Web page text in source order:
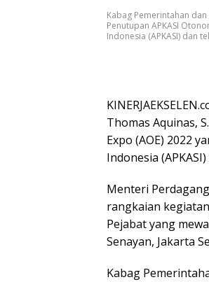
Kabag Pemerintahan dan
Penutupan APKASI
Indonesia (APKASI) dan
Thomas Aquinas,
Expo (AOE) 2022
Indonesia
Menteri
rangkaian
Pejabat yang
Senayan, Jakarta
Kabag